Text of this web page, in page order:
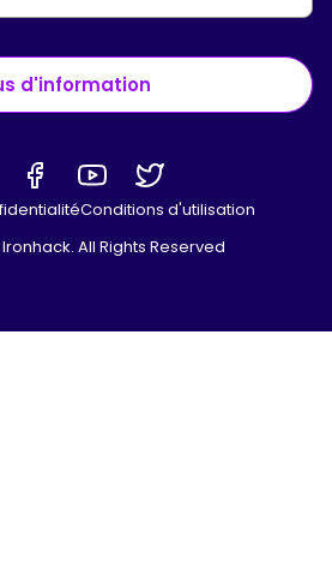
d'information
Conditions d'utilisation
All Rights Reserved